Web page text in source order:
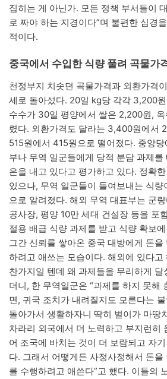
집히는 게 아닌가. 모든 정책 부서들이
로 짜야 하는 지경이다”며 불편한 심경
적이다.
중국에서 수입한 식량 풀려 곡물가
천정부지 치솟던 곡물가격과 외환가격
세로 돌아섰다. 20일 kg당 각각 3,200
수수가 30일 평양에서 쌀은 2,200원,
렸다. 외환가격도 달라는 3,400원에서
515원에서 415원으로 떨어졌다. 중앙
부나 무역 일군들에게 당적 분담 과제를
은을 내고 있다고 평가하고 있다. 정확
있으나, 무역 일군들이 들여보내는 식량
으로 알려졌다. 해외 무역 대표부는 군
공사장, 평양 10만 세대 건설장 등을 포
절용 배급 식량 과제를 받고 식량 확보
그간 신뢰를 쌓아온 중국 대방에게 돈을
하려고 애쓰는 모습이다. 해외에 있다
찬가지일 텐데 왜 과제들을 무리하게 달
더니, 한 무역일군은 “과제를 하지 못해
면, 귀국 조치가 내려질지도 모른다는
돌아가서 생활하자니 딱히 벌이가 마땅
차라리 외국에서 더 노력하고 부지런히
어 조국에 바치는 것이 더 보람되고 자
다. 그래서 어떻게든 사정사정해서 돈을
를 수행하려고 애쓴다”고 했다. 이들의